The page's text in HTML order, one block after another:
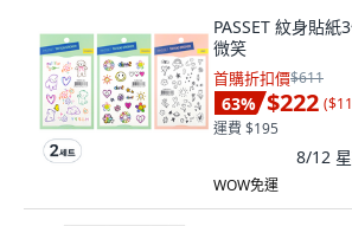
PASSET 紋身貼
微笑
首購折扣價$611
63% $222 (
運費 $195
8/12
WOW免運